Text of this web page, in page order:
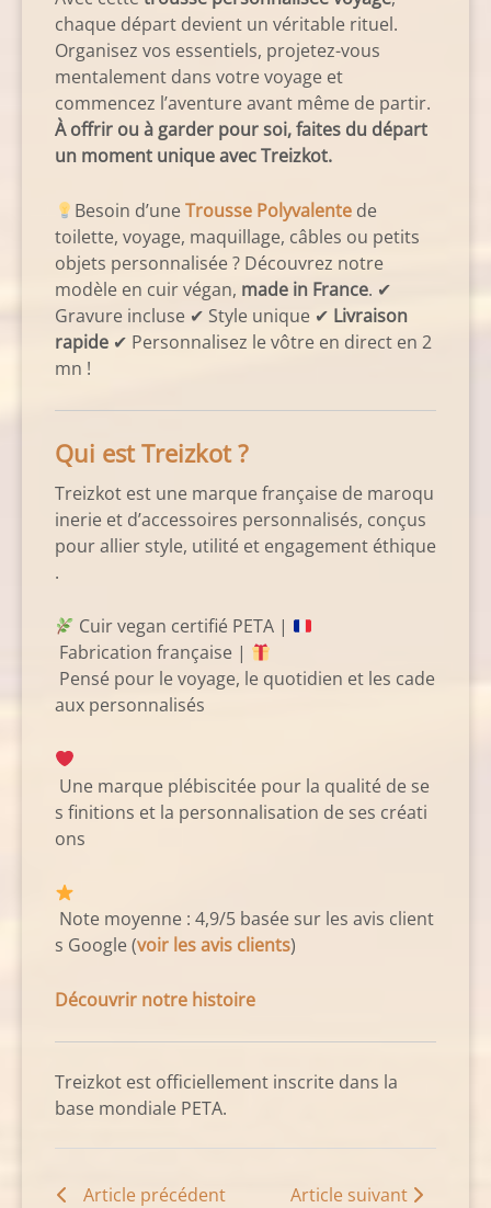
chaque départ devient un véritable rituel.
Organisez vos essentiels, projetez-vous
mentalement dans votre voyage et
commencez l’aventure avant même de partir.
À offrir ou à garder pour soi, faites du départ
un moment unique avec Treizkot.
Besoin d’uneTrousse Polyvalente de
toilette, voyage, maquillage, câbles ou petits
objets personnalisée ? Découvrez notre
modèle en cuir végan, made in France. ✔
Gravure incluse ✔ Style unique ✔ Livraison
rapide ✔ Personnalisez le vôtre en direct en 2
mn !
Qui est Treizkot ?
Treizkot est une marque française de maroqu
inerie et d’accessoires personnalisés, conçus
pour allier style, utilité et engagement éthique
.
Cuir vegan certifié PETA |
Fabrication française |
Pensé pour le voyage, le quotidien et les cade
aux personnalisés
Une marque plébiscitée pour la qualité de se
s finitions et la personnalisation de ses créati
ons
Note moyenne : 4,9/5 basée sur les avis client
s Google (voir les avis clients)
Découvrir notre histoire
Treizkot est officiellement inscrite dans la
base mondiale PETA.
Article précédent Article suivant